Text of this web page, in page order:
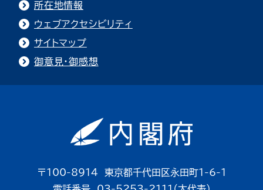
所在地情報
ウェブアクセシビリティ
サイトマップ
御意見・御感想
〒100-8914 東京都千代田区永田町1-6-1